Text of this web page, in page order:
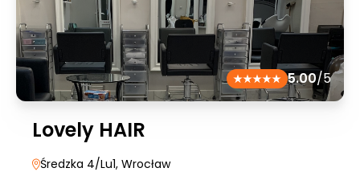
5.00/5
Lovely HAIR
Średzka 4/Lu1, Wrocław